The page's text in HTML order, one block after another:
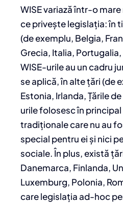
WISE variază într-o mare
ce privește legislația: în
(de exemplu, Belgia,
Grecia, Italia,
WISE-urile au un cadru
se aplică, în alte țări (de
Estonia, Irlanda, Țările
urile folosesc în
tradiționale care nu au
special pentru ei și nici
sociale. În plus, există
Danemarca, Finlanda,
Luxemburg, Polonia,
care legislația ad-hoc